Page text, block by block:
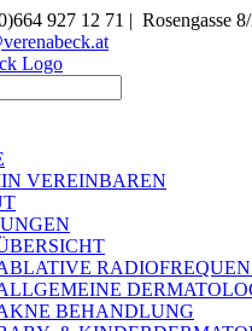
927 12 71 | Rosengasse
VEREINBAREN
BEHANDLUNG